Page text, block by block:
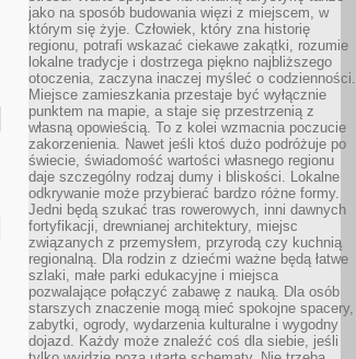
jako na sposób budowania więzi z miejscem, w
którym się żyje. Człowiek, który zna historię
regionu, potrafi wskazać ciekawe zakątki, rozumie
lokalne tradycje i dostrzega piękno najbliższego
otoczenia, zaczyna inaczej myśleć o codzienności.
Miejsce zamieszkania przestaje być wyłącznie
punktem na mapie, a staje się przestrzenią z
własną opowieścią. To z kolei wzmacnia poczucie
zakorzenienia. Nawet jeśli ktoś dużo podróżuje po
świecie, świadomość wartości własnego regionu
daje szczególny rodzaj dumy i bliskości. Lokalne
odkrywanie może przybierać bardzo różne formy.
Jedni będą szukać tras rowerowych, inni dawnych
fortyfikacji, drewnianej architektury, miejsc
związanych z przemysłem, przyrodą czy kuchnią
regionalną. Dla rodzin z dziećmi ważne będą łatwe
szlaki, małe parki edukacyjne i miejsca
pozwalające połączyć zabawę z nauką. Dla osób
starszych znaczenie mogą mieć spokojne spacery,
zabytki, ogrody, wydarzenia kulturalne i wygodny
dojazd. Każdy może znaleźć coś dla siebie, jeśli